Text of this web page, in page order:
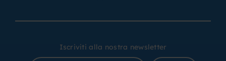
Iscriviti alla nostra newsletter